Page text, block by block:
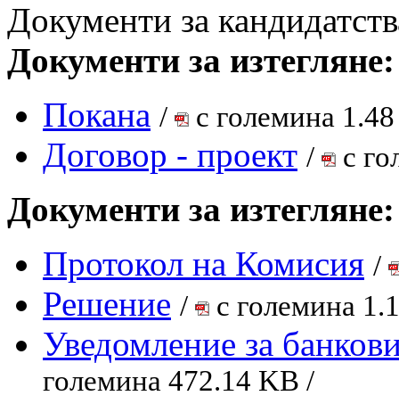
Документи за
Документи за изтегляне:
Покана / с големина
Договор - проект / с
Документи за изтегляне:
Протокол на Комисия /
Решение / с големина
Уведомление за
големина 472.14 KB /